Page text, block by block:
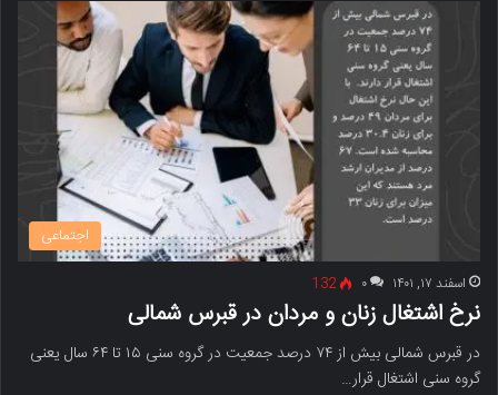
اجتماعی
اسفند ۱۷, ۱۴۰۱ ۰ 132
نرخ اشتغال زنان و مردان در قبرس شمالی
در قبرس شمالی بیش از ۷۴ درصد جمعیت در گروه سنی ۱۵ تا ۶۴ سال یعنی
گروه سنی اشتغال قرار…